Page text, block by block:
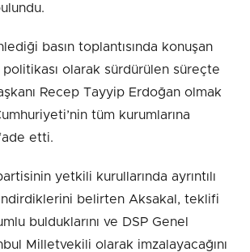
basın toplantısında konuşan
olarak sürdürülen süreçte
Recep Tayyip Erdoğan olmak
tüm kurumlarına
etti.
yetkili kurullarında ayrıntılı
belirten Aksakal, teklifi
bulduklarını ve DSP Genel
Milletvekili olarak imzalayacağını